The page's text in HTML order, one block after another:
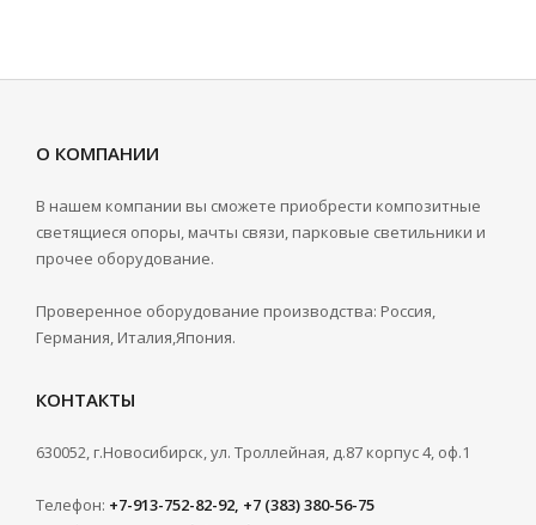
О КОМПАНИИ
В нашем компании вы сможете приобрести композитные
светящиеся опоры, мачты связи, парковые светильники и
прочее оборудование.
Проверенное оборудование производства: Россия,
Германия, Италия,Япония.
КОНТАКТЫ
630052, г.Новосибирск, ул. Троллейная, д.87 корпус 4, оф.1
Телефон: +7-913-752-82-92, +7 (383) 380-56-75